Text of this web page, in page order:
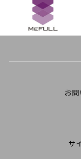
お
サ